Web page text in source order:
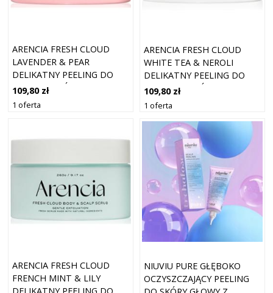
ARENCIA FRESH CLOUD
LAVENDER & PEAR
DELIKATNY PEELING DO
CIAŁA WŁOSÓW I CIAŁA 260
G
109,80 zł
1 oferta
ARENCIA FRESH CLOUD
WHITE TEA & NEROLI
DELIKATNY PEELING DO
CIAŁA I WŁOSÓW 260 G
109,80 zł
1 oferta
ARENCIA FRESH CLOUD
FRENCH MINT & LILY
NIUVIU PURE GŁĘBOKO
OCZYSZCZAJĄCY PEELING